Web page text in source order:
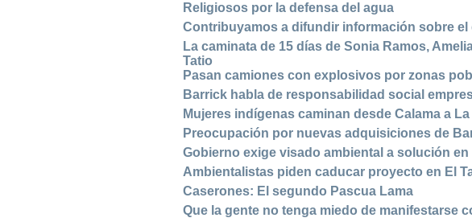
Religiosos por la defensa del agua
Contribuyamos a difundir información sobre
La caminata de 15 días de Sonia Ramos,
Tatio
Pasan camiones con explosivos por zonas
Barrick habla de responsabilidad social
Mujeres indígenas caminan desde Calama a
Preocupación por nuevas adquisiciones de
Gobierno exige visado ambiental a solución en
Ambientalistas piden caducar proyecto en El
Caserones: El segundo Pascua Lama
Que la gente no tenga miedo de manifestarse